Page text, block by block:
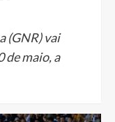
(GNR) vai
de maio, a